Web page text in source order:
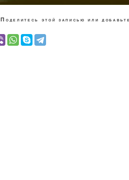
Поделитесь этой записью или